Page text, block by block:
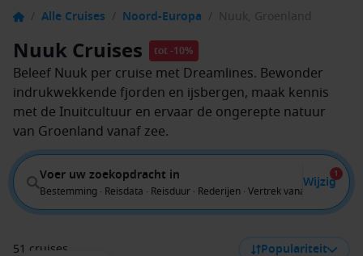
/ Alle Cruises / Noord-Europa / Nuuk, Groenland
Nuuk Cruises tot -10%
Beleef Nuuk per cruise met Dreamlines. Bewonder
indrukwekkende fjorden en ijsbergen, maak kennis
met de Inuitcultuur en ervaar de ongerepte natuur
van Groenland vanaf zee.
Voer uw zoekopdracht in
Bestemming · Reisdata · Reisduur · Rederijen · Vertrek vanaf
Wijzig
1
51 cruises Populariteit